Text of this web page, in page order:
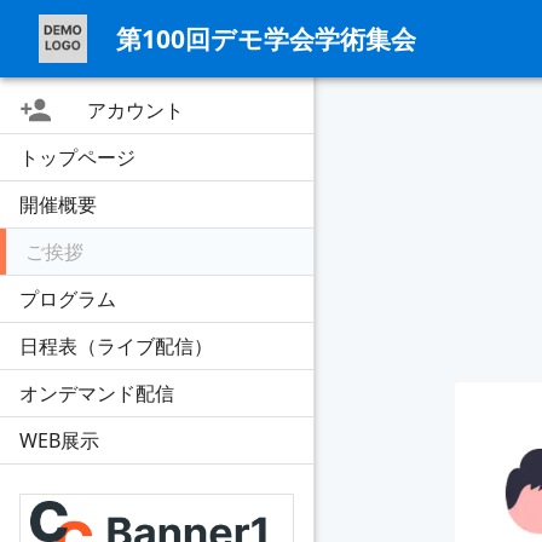
第100回デモ学会学術集会
アカウント
トップページ
開催概要
ご挨拶
プログラム
日程表（ライブ配信）
オンデマンド配信
WEB展示